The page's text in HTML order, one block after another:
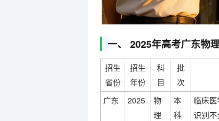
一、 2025年高考广东物
招生
省份
招生
年份
科
目
批
次
广东
2025
物
理
本
科
临床
识别